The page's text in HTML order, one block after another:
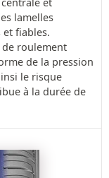
lamelles
fiables.
roulement
de la pression
le risque
à la durée de